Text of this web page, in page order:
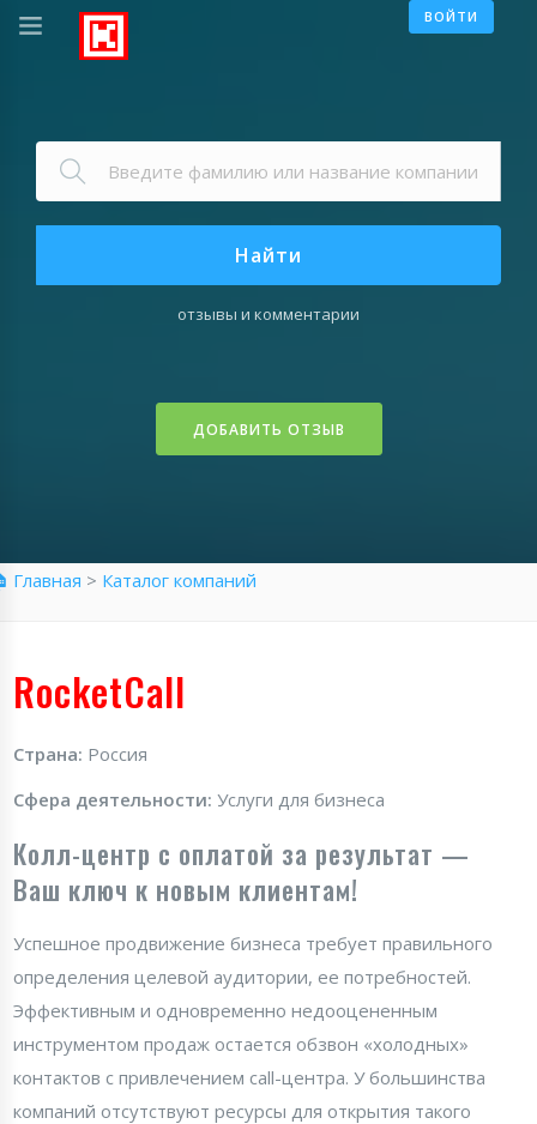
ВОЙТИ
Найти
отзывы и комментарии
ДОБАВИТЬ ОТЗЫВ
Главная > Каталог компаний
RocketCall
Страна: Россия
Сфера деятельности: Услуги для бизнеса
Колл-центр с оплатой за результат —
Ваш ключ к новым клиентам!
Успешное продвижение бизнеса требует правильного
определения целевой аудитории, ее потребностей.
Эффективным и одновременно недооцененным
инструментом продаж остается обзвон «холодных»
контактов с привлечением call-центра. У большинства
компаний отсутствуют ресурсы для открытия такого